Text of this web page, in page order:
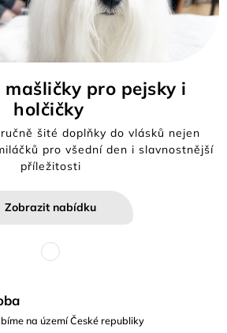
mašličky pro pejsky i
holčičky
šité doplňky do vlásků nejen
pro všední den i slavnostnější
příležitosti
Zobrazit nabídku
na území České republiky